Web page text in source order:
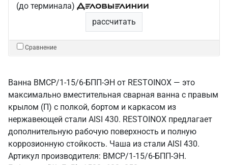
(до терминала)
рассчитать
Сравнение
Ванна ВМСР/1-15/6-БПП-ЭН от RESTOINOX — это
максимально вместительная сварная ванна с правым
крылом (П) с полкой, бортом и каркасом из
нержавеющей стали AISI 430. RESTOINOX предлагает
дополнительную рабочую поверхность и полную
коррозионную стойкость. Чаша из стали AISI 430.
Артикул производителя: ВМСР/1-15/6-БПП-ЭН.